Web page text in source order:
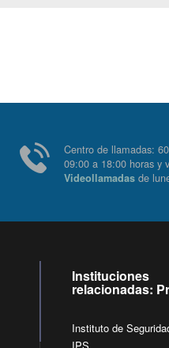
Centro de
09:00 a 18:00
Videollamadas
Instituciones
relacionadas:
Instituto de
IPS